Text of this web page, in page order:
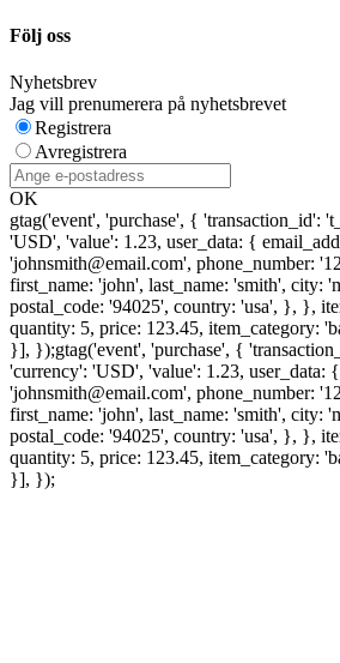
Följ oss
Nyhetsbrev
Jag vill prenumerera på nyhetsbrevet
Registrera
Avregistrera
OK
gtag('event', 'purchase', { 'transaction_id':
'USD', 'value': 1.23, user_data: {
'johnsmith@email.com', phone_number:
first_name: 'john', last_name: 'smith', city:
postal_code: '94025', country: 'usa', }, },
quantity: 5, price: 123.45, item_category:
}], });gtag('event', 'purchase', {
'currency': 'USD', 'value': 1.23, user_data:
'johnsmith@email.com', phone_number:
first_name: 'john', last_name: 'smith', city:
postal_code: '94025', country: 'usa', }, },
quantity: 5, price: 123.45, item_category:
}], });